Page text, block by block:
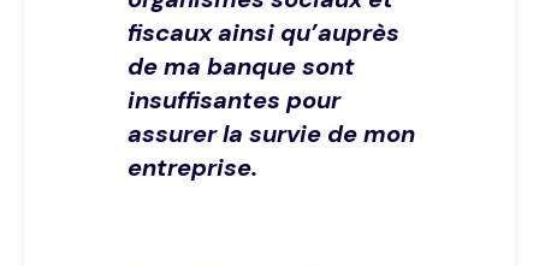
fiscaux ainsi qu’auprès
de ma banque sont
insuffisantes pour
assurer la survie de mon
entreprise.